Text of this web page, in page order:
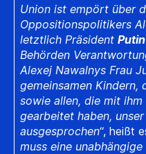
Union ist empört über
Oppositionspolitikers
letztlich Präsident Putin
Behörden
Alexej Nawalnys Frau
gemeinsamen Kindern,
sowie allen, die mit
gearbeitet haben,
ausgesprochen“, heißt
muss eine